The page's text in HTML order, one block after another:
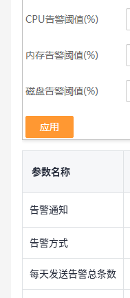
参数名称
告警通知
告警方式
每天发送告警总条数